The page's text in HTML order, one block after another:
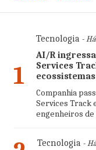
1
Tecnologia- Há
AI/R
Services
Companhia
Services Track
engenheiros de
Tecnologia-